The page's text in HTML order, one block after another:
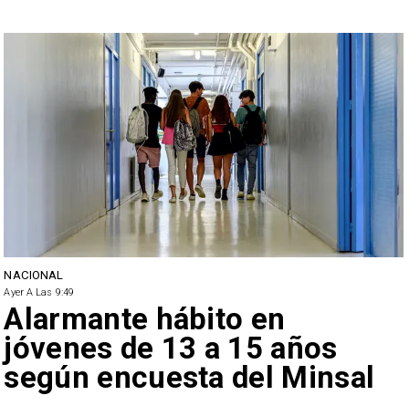
NACIONAL
Ayer A Las 9:49
Alarmante hábito en
jóvenes de 13 a 15 años
según encuesta del Minsal